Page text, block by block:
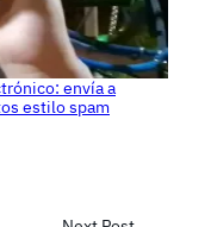
envía a
estilo spam